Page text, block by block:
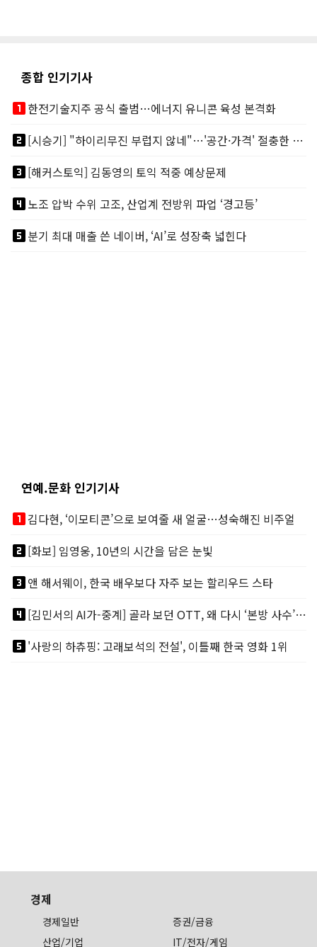
종합 인기기사
looks_one한전기술지주 공식 출범…에너지 유니콘 육성 본격화
looks_two
[시승기] "하이리무진 부럽지 않네"…'공간·가격' 절충한 카니발 하이루프
looks_3[해커스토익] 김동영의 토익 적중 예상문제
looks_4노조 압박 수위 고조, 산업계 전방위 파업 ‘경고등’
looks_5분기 최대 매출 쓴 네이버, ‘AI’로 성장축 넓힌다
연예.문화 인기기사
looks_one김다현, ‘이모티콘’으로 보여줄 새 얼굴…성숙해진 비주얼
looks_two[화보] 임영웅, 10년의 시간을 담은 눈빛
looks_3앤 해서웨이, 한국 배우보다 자주 보는 할리우드 스타
looks_4
[김민서의 AI가-중계] 골라 보던 OTT, 왜 다시 ‘본방 사수’를 부르나
looks_5'사랑의 하츄핑: 고래보석의 전설', 이틀째 한국 영화 1위
경제
경제일반
증권/금융
산업/기업
IT/전자/게임